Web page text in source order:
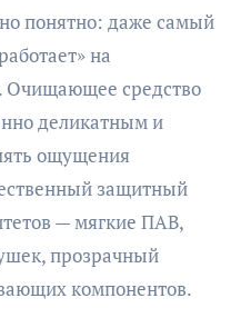
понятно: даже самый
на
Очищающее средство
деликатным и
ощущения
защитный
— мягкие ПАВ,
прозрачный
компонентов.